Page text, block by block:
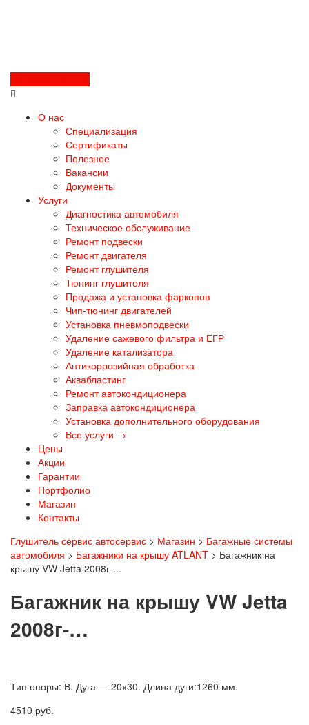
О нас
Специализация
Сертификаты
Полезное
Вакансии
Документы
Услуги
Диагностика автомобиля
Техническое обслуживание
Ремонт подвески
Ремонт двигателя
Ремонт глушителя
Тюнинг глушителя
Продажа и установка фаркопов
Чип-тюнинг двигателей
Установка пневмоподвески
Удаление сажевого фильтра и ЕГР
Удаление катализатора
Антикоррозийная обработка
Аквабластинг
Ремонт автокондиционера
Заправка автокондиционера
Установка дополнительного оборудования
Все услуги →
Цены
Акции
Гарантии
Портфолио
Магазин
Контакты
Глушитель сервис автосервис > Магазин > Багажные системы
автомобиля > Багажники на крышу ATLANT > Багажник на
крышу VW Jetta 2008г-...
Багажник на крышу VW Jetta
2008г-…
Тип опоры: В. Дуга — 20х30. Длина дуги:1260 мм.
4510 руб.